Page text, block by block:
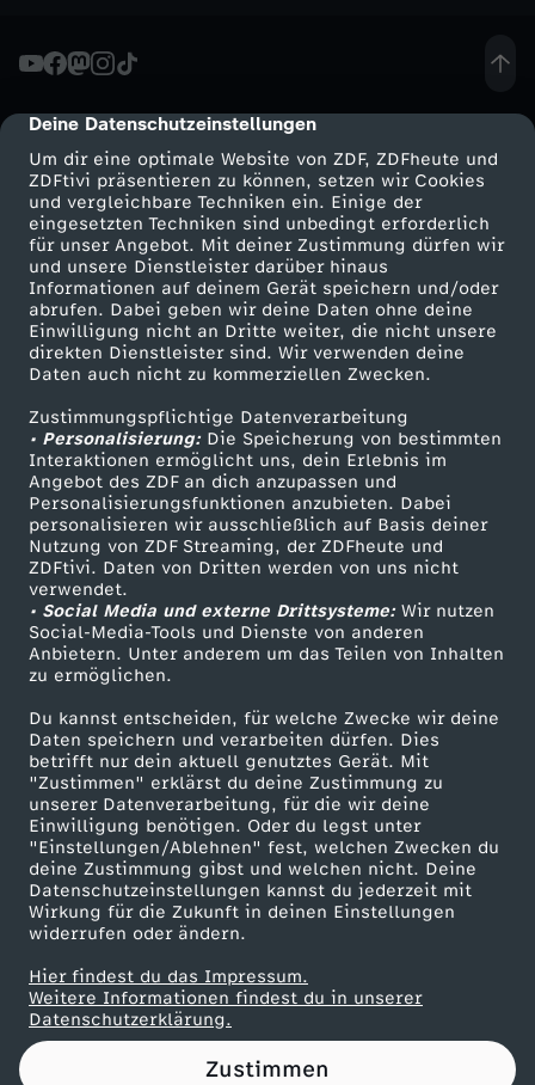
cmp-dialog-description
Deine Datenschutzeinstellungen
Um dir eine optimale Website von ZDF, ZDFheute und
ZDFtivi präsentieren zu können, setzen wir Cookies
und vergleichbare Techniken ein. Einige der
eingesetzten Techniken sind unbedingt erforderlich
für unser Angebot. Mit deiner Zustimmung dürfen wir
und unsere Dienstleister darüber hinaus
Informationen auf deinem Gerät speichern und/oder
abrufen. Dabei geben wir deine Daten ohne deine
Einwilligung nicht an Dritte weiter, die nicht unsere
direkten Dienstleister sind. Wir verwenden deine
Daten auch nicht zu kommerziellen Zwecken.
Zustimmungspflichtige Datenverarbeitung
• Personalisierung:Die Speicherung von bestimmten
Interaktionen ermöglicht uns, dein Erlebnis im
Angebot des ZDF an dich anzupassen und
Personalisierungsfunktionen anzubieten. Dabei
personalisieren wir ausschließlich auf Basis deiner
Nutzung von ZDF Streaming, der ZDFheute und
ZDFtivi. Daten von Dritten werden von uns nicht
verwendet.
• Social Media und externe Drittsysteme:Wir nutzen
Social-Media-Tools und Dienste von anderen
Anbietern. Unter anderem um das Teilen von Inhalten
zu ermöglichen.
Du kannst entscheiden, für welche Zwecke wir deine
Daten speichern und verarbeiten dürfen. Dies
betrifft nur dein aktuell genutztes Gerät. Mit
"Zustimmen" erklärst du deine Zustimmung zu
unserer Datenverarbeitung, für die wir deine
Einwilligung benötigen. Oder du legst unter
"Einstellungen/Ablehnen" fest, welchen Zwecken du
deine Zustimmung gibst und welchen nicht. Deine
Datenschutzeinstellungen kannst du jederzeit mit
Wirkung für die Zukunft in deinen Einstellungen
widerrufen oder ändern.
Hier findest du das Impressum.
Weitere Informationen findest du in unserer
Datenschutzerklärung.
Zustimmen
C
O
A
C
H
E
L
L
A
-
F
a
k
e
&
K
O
P
Mehr ZDF
ZDF-Apps
Smart TV
ZDFtext
Livestreams
Sendungen A-Z
TV-Programm
Service
ZDFmitreden
Kontakt zum ZDF
Tickets
Zuschauerservice
Hilfe
ZDF Unternehmen
Karriere
ZDF goes Schule
Werbefernsehen
Mainzelmännchen
Partner